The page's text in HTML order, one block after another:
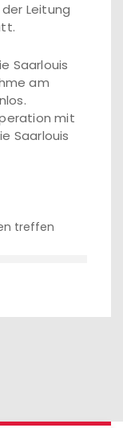
Leitung
Saarlouis
am
mit
Saarlouis